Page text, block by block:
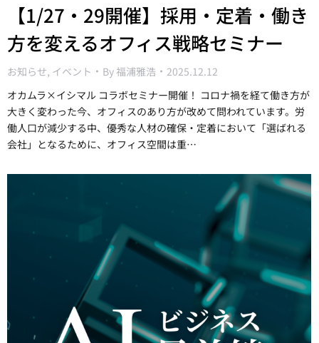
【1/27・29開催】採用・定着・働き
方を変えるオフィス戦略セミナー
お知らせ, イベント By福浦雅浩
2025.12.12
オカムラ×イシマル コラボセミナー開催！ コロナ禍を経て働き方が
大きく変わった今、オフィスのあり方が改めて問われています。労
働人口が減少する中、優秀な人材の確保・定着において「選ばれる
会社」となるために、オフィス空間は重…